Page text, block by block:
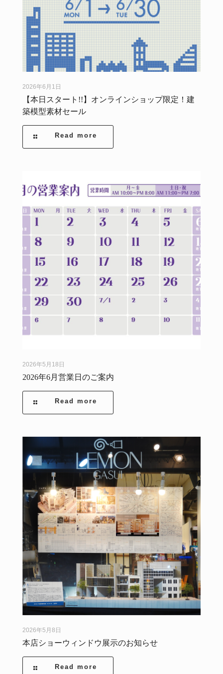
2026年6月1日
【本日スタート!!】オンラインショップ限定！建
築模型素材セール
Read more
2026年5月18日
2026年6月営業日のご案内
Read more
2026年5月8日
本店ショーウィンドウ展示のお知らせ
Read more